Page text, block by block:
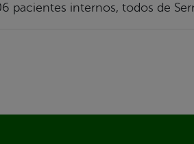
pacientes internos, todos de